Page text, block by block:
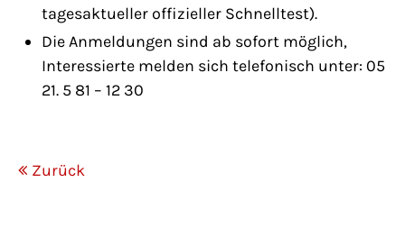
magnis dis parturient montes, nascetur
ridiculus mus. Donec quam felis, ultricies
nec.
tagesaktueller offizieller Schnelltest).
Die Anmeldungen sind ab sofort möglich,
Interessierte melden sich telefonisch unter: 05
21. 5 81 – 12 30
Zurück